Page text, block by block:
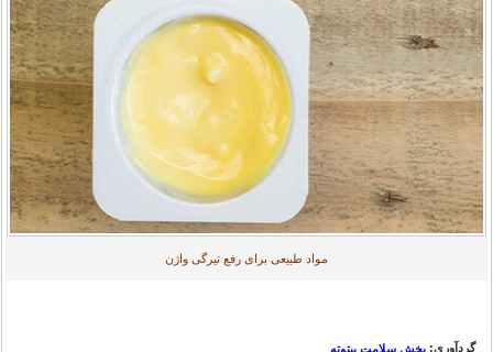
مواد طبیعی برای رفع تیرگی واژن
گردآوری: بخش سلامت بیتوته